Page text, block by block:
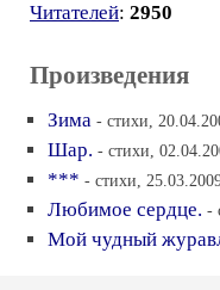
Читателей: 2950
Произведения
Зима - стихи,
Шар. - стихи,
*** - стихи,
Любимое сердце. -
Мой чудный